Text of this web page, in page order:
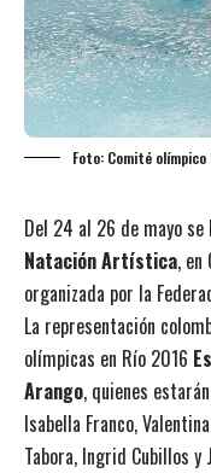
Foto: Comité olímpico
Del 24 al 26 de mayo se
Natación Artística, en
organizada por la
La representación
olímpicas en Río 2016
Arango, quienes
Isabella Franco,
Tabora, Ingrid Cubillos y